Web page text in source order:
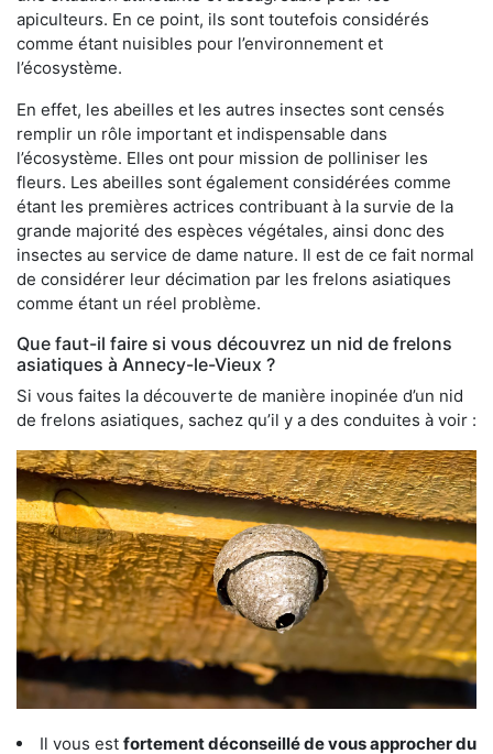
apiculteurs. En ce point, ils sont toutefois considérés
comme étant nuisibles pour l’environnement et
l’écosystème.
En effet, les abeilles et les autres insectes sont censés
remplir un rôle important et indispensable dans
l’écosystème. Elles ont pour mission de polliniser les
fleurs. Les abeilles sont également considérées comme
étant les premières actrices contribuant à la survie de la
grande majorité des espèces végétales, ainsi donc des
insectes au service de dame nature. Il est de ce fait normal
de considérer leur décimation par les frelons asiatiques
comme étant un réel problème.
Que faut-il faire si vous découvrez un nid de frelons
asiatiques à Annecy-le-Vieux ?
Si vous faites la découverte de manière inopinée d’un nid
de frelons asiatiques, sachez qu’il y a des conduites à voir :
Il vous est fortement déconseillé de vous approcher du